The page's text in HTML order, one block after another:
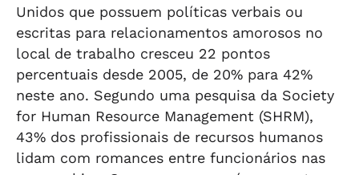
Unidos que possuem políticas verbais ou
escritas para relacionamentos amorosos no
local de trabalho cresceu 22 pontos
percentuais desde 2005, de 20% para 42%
neste ano. Segundo uma pesquisa da Society
for Human Resource Management (SHRM),
43% dos profissionais de recursos humanos
lidam com romances entre funcionários nas